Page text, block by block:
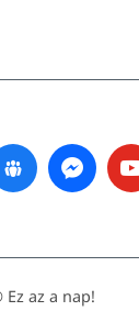
Ez az a nap!